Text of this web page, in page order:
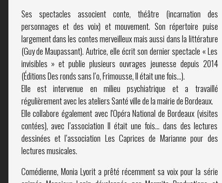
Ses spectacles associent conte, théâtre (incarnation des
personnages et des voix) et mouvement. Son répertoire puise
largement dans les contes merveilleux mais aussi dans la littérature
(Guy de Maupassant). Autrice, elle écrit son dernier spectacle « Les
invisibles » et publie plusieurs ouvrages jeunesse depuis 2014
(Éditions Des ronds sans l’o, Frimousse, Il était une fois…).
Elle est intervenue en milieu psychiatrique et a travaillé
régulièrement avec les ateliers Santé ville de la mairie de Bordeaux.
Elle collabore également avec l'Opéra National de Bordeaux (visites
contées), avec l’association Il était une fois… dans des lectures
dessinées et l’association Les Caprices de Marianne pour des
lectures musicales.
Comédienne, Monia Lyorit a prêté récemment sa voix pour la série